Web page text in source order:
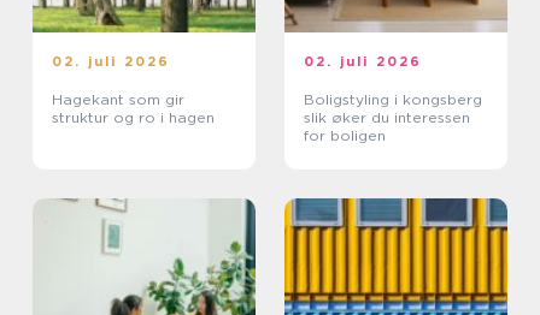
02. juli 2026
Hagekant som gir
struktur og ro i hagen
02. juli 2026
Boligstyling i kongsberg
slik øker du interessen
for boligen